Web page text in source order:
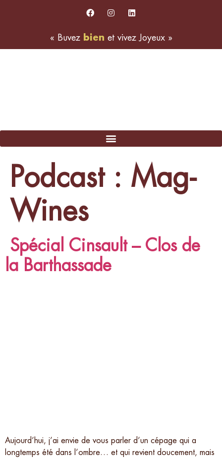
« Buvez bien et vivez Joyeux »
Podcast : Mag-
Wines
Spécial Cinsault – Clos de
la Barthassade
Aujourd’hui, j’ai envie de vous parler d’un cépage qui a
longtemps été dans l’ombre… et qui revient doucement, mais